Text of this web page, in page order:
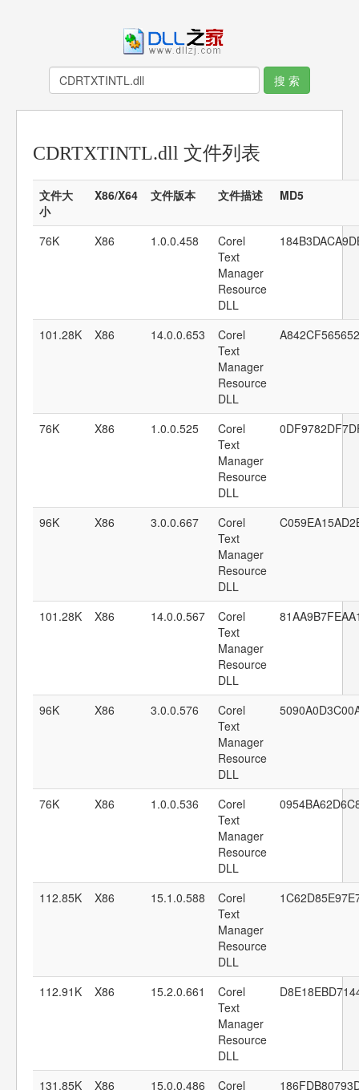
CDRTXTINTL.dll 文件列表
文件大
小
X86/X64 文件版本 文件描述 MD5
76K X86 1.0.0.458
Corel
Text
Manager
Resource
DLL
101.28K X86 14.0.0.653
Corel
Text
Manager
Resource
DLL
76K X86 1.0.0.525
Corel
Text
Manager
Resource
DLL
96K X86 3.0.0.667
Corel
Text
Manager
Resource
DLL
101.28K X86 14.0.0.567
Corel
Text
Manager
Resource
DLL
96K X86 3.0.0.576
Corel
Text
Manager
Resource
DLL
76K X86 1.0.0.536
Corel
Text
Manager
Resource
DLL
112.85K X86 15.1.0.588
Corel
Text
Manager
Resource
DLL
112.91K X86 15.2.0.661
Corel
Text
Manager
Resource
DLL
131.85K X86 15.0.0.486
Corel